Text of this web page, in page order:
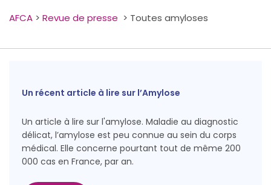
AFCA > Revue de presse > Toutes amyloses
Un récent article à lire sur l’Amylose
Un article à lire sur l'amylose. Maladie au diagnostic
délicat, l’amylose est peu connue au sein du corps
médical. Elle concerne pourtant tout de même 200
000 cas en France, par an.